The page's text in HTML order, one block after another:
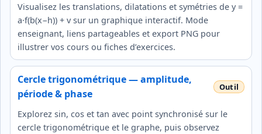
Visualisez les translations, dilatations et symétries de y =
a·f(b(x−h)) + v sur un graphique interactif. Mode
enseignant, liens partageables et export PNG pour
illustrer vos cours ou fiches d’exercices.
Cercle trigonométrique — amplitude,
période & phase
Explorez sin, cos et tan avec point synchronisé sur le
cercle trigonométrique et le graphe, puis observez